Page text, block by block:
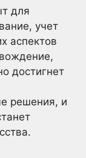
для
учет
аспектов
достигнет
решения, и